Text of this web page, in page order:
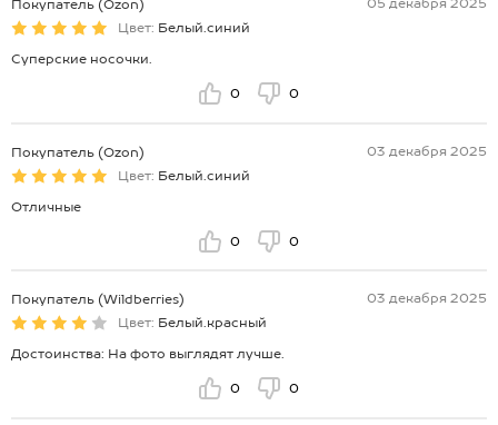
Покупатель (Ozon)
05 декабря 2025
Цвет: Белый.синий
Суперские носочки.
0 0
Покупатель (Ozon)
03 декабря 2025
Цвет: Белый.синий
Отличные
0 0
Покупатель (Wildberries)
03 декабря 2025
Цвет: Белый.красный
Достоинства: На фото выглядят лучше.
0 0